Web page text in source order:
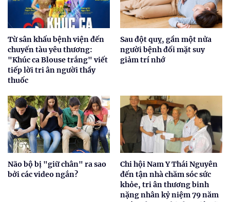
Từ sân khấu bệnh viện đến
chuyến tàu yêu thương:
"Khúc ca Blouse trắng" viết
tiếp lời tri ân người thầy
thuốc
Sau đột quỵ, gần một nửa
người bệnh đối mặt suy
giảm trí nhớ
Não bộ bị "giữ chân" ra sao
bởi các video ngắn?
Chi hội Nam Y Thái Nguyên
đến tận nhà chăm sóc sức
khỏe, tri ân thương binh
nặng nhân kỷ niệm 79 năm